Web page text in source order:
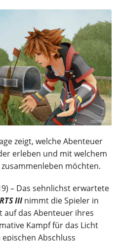
zeigt, welche Abenteuer
erleben und mit welchem
möchten.
– Das sehnlichst erwartete
IIInimmt die Spieler in
auf das Abenteuer ihres
Kampf für das Licht
Abschluss